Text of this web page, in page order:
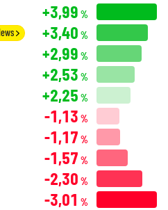
+3,99 %
+3,40 %
+2,99 %
+2,53 %
+2,25 %
-1,13 %
-1,17 %
-1,57 %
-2,30 %
-3,01 %